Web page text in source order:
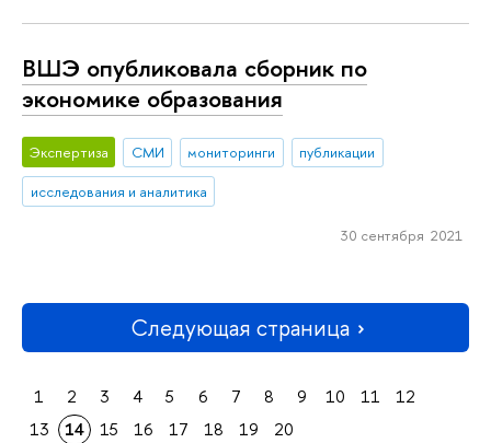
ВШЭ опубликовала сборник по
экономике образования
Экспертиза СМИ мониторинги
публикации
исследования и аналитика
30 сентября 2021
Следующая страница
1 2 3 4 5 6 7 8 9 10 11
12
13
14 15 16 17 18 19 20